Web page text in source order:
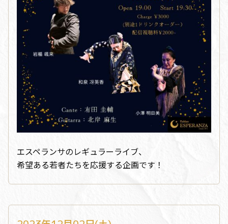
エスペランサのレギュラーライブ、
希望ある若者たちを応援する企画です！